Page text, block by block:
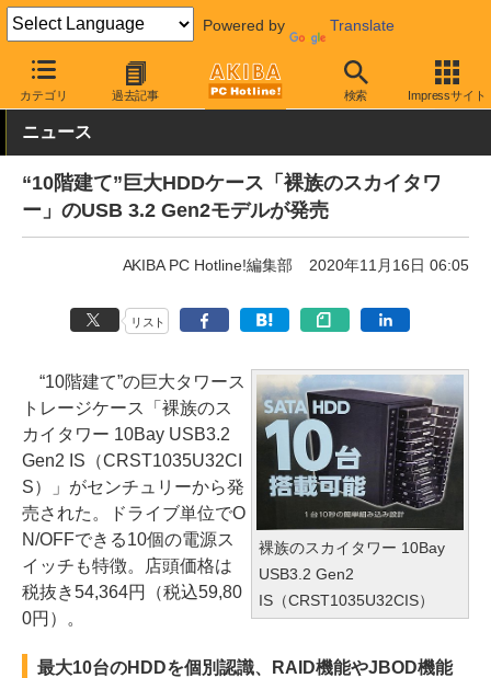
Powered by Translate
カテゴリ 過去記事 検索 Impressサイト
AKIBA PC Hotline! PC周辺機器 HDDケース 外付け型
ニュース
“10階建て”巨大HDDケース「裸族のスカイタワ
ー」のUSB 3.2 Gen2モデルが発売
AKIBA PC Hotline!編集部 2020年11月16日 06:05
リスト
裸族のスカイタワー 10Bay
USB3.2 Gen2
IS（CRST1035U32CIS）
“10階建て”の巨大タワース
トレージケース「裸族のス
カイタワー 10Bay USB3.2
Gen2 IS（CRST1035U32CI
S）」がセンチュリーから発
売された。ドライブ単位でO
N/OFFできる10個の電源ス
イッチも特徴。店頭価格は
税抜き54,364円（税込59,80
0円）。
最大10台のHDDを個別認識、RAID機能やJBOD機能